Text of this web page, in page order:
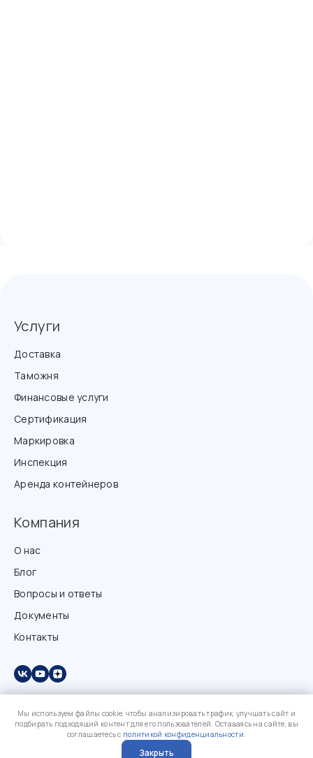
Услуги
Доставка
Таможня
Финансовые услуги
Сертификация
Маркировка
Инспекция
Аренда контейнеров
Компания
О нас
Блог
Вопросы и ответы
Документы
Контакты
Мы используем файлы cookie, чтобы анализировать трафик, улучшать сайт и
подбирать подходящий контент для его пользователей. Оставаясь на сайте, вы
соглашаетесь с политикой конфиденциальности.
Закрыть